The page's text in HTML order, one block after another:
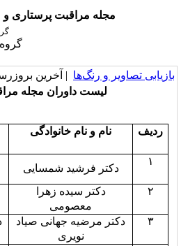
پرستاری و مامایی ابن‌سینا- گروه
آخرین بروزرسانی: ۱۴۰۴/۴/۲۲ |
مجله مراقبت پرستاری و مامایی ابن
سازمان مربوطه
دانشگاه علوم پزشکی
همدان
زهرا
دانشگاه علوم پزشکی
همدان
صیاد
دانشگاه علوم پزشکی